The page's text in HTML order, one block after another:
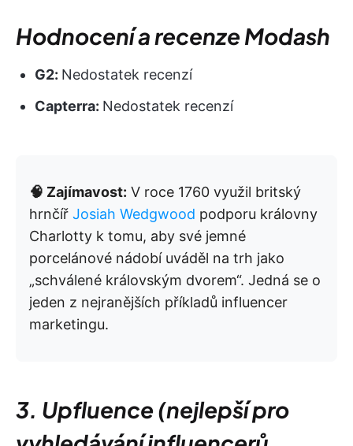
Hodnocení a recenze Modash
G2: Nedostatek recenzí
Capterra: Nedostatek recenzí
🧠 Zajímavost: V roce 1760 využil britský
hrnčíř Josiah Wedgwood podporu královny
Charlotty k tomu, aby své jemné
porcelánové nádobí uváděl na trh jako
„schválené královským dvorem“. Jedná se o
jeden z nejranějších příkladů influencer
marketingu.
3. Upfluence (nejlepší pro